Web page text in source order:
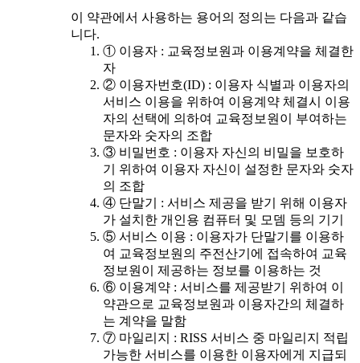
이 약관에서 사용하는 용어의 정의는 다음과 같습
니다.
① 이용자 : 교육정보원과 이용계약을 체결한
자
② 이용자번호(ID) : 이용자 식별과 이용자의
서비스 이용을 위하여 이용계약 체결시 이용
자의 선택에 의하여 교육정보원이 부여하는
문자와 숫자의 조합
③ 비밀번호 : 이용자 자신의 비밀을 보호하
기 위하여 이용자 자신이 설정한 문자와 숫자
의 조합
④ 단말기 : 서비스 제공을 받기 위해 이용자
가 설치한 개인용 컴퓨터 및 모뎀 등의 기기
⑤ 서비스 이용 : 이용자가 단말기를 이용하
여 교육정보원의 주전산기에 접속하여 교육
정보원이 제공하는 정보를 이용하는 것
⑥ 이용계약 : 서비스를 제공받기 위하여 이
약관으로 교육정보원과 이용자간의 체결하
는 계약을 말함
⑦ 마일리지 : RISS 서비스 중 마일리지 적립
가능한 서비스를 이용한 이용자에게 지급되